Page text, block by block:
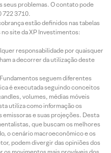
seus problemas. O contato pode
722 3710.
estão definidos nas tabelas
site da XP Investimentos:
responsabilidade por quaisquer
a decorrer da utilização deste
Fundamentos seguem diferentes
é executada seguindo conceitos
volumes, médias móveis
utiliza como informação os
emissoras e suas projeções. Desta
que buscam os melhores
o cenário macroeconômico e os
podem divergir das opiniões dos